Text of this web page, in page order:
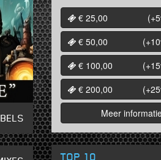
€ 25,00
€ 50,00
€ 100,00
€ 200,00
Meer
TOP 10